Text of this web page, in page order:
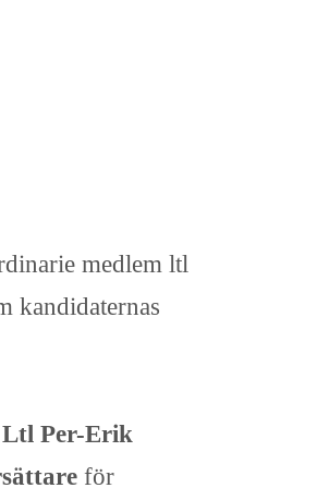
medlem ltl
kandidaternas
Ltl Per-Erik
för